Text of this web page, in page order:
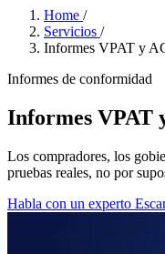
Home /
Servicios /
Informes VPAT y
Informes de conformidad
Informes VPAT
Los compradores, los
pruebas reales, no por
Habla con un experto